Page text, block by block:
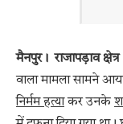
मैनपुर। राजापड़ाव क्षेत्र
वाला मामला सामने
निर्मम हत्याकर उनके